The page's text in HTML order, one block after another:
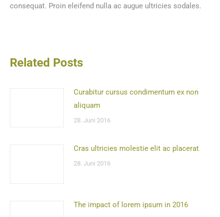
consequat. Proin eleifend nulla ac augue ultricies sodales.
Related Posts
Curabitur cursus condimentum ex non
aliquam
28. Juni 2016
Cras ultricies molestie elit ac placerat
28. Juni 2016
The impact of lorem ipsum in 2016